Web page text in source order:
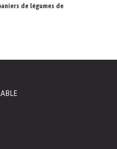
de légumes de